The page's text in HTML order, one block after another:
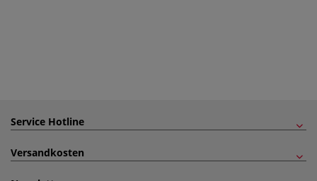
Service Hotline
Versandkosten